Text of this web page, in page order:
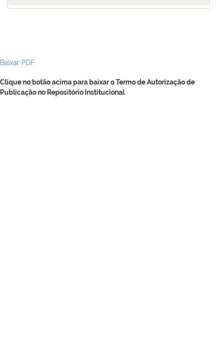
Baixar PDF
Clique no botão acima para baixar o Termo de Autorização de
Publicação no Repositório Institucional